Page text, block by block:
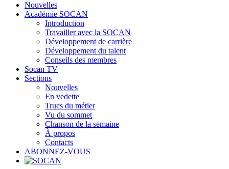
Nouvelles
Académie SOCAN
Introduction
Travailler avec la SOCAN
Développement de carrière
Développement du talent
Conseils des membres
Socan TV
Sections
Nouvelles
En vedette
Trucs du métier
Vu du sommet
Chanson de la semaine
À propos
Contacts
ABONNEZ-VOUS